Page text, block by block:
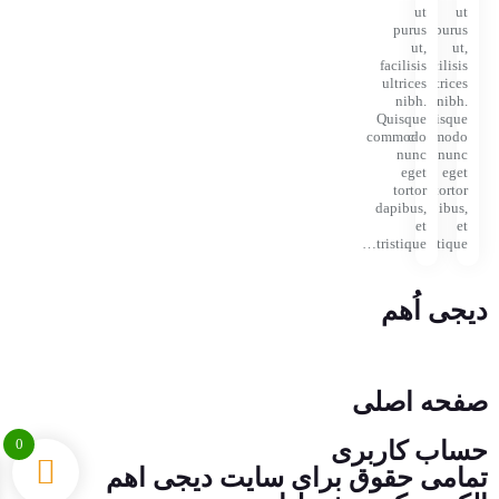
ut
purus
ut,
facilisis
ultrices
nibh.
Quisque
commodo
nunc
eget
tortor
dapibus,
et
tristique…
ut
purus
ut,
facilisis
ultrices
nibh.
Quisque
commodo
nunc
eget
tortor
dapibus,
et
tristique…
دیجی اُهم
صفحه اصلی
حساب کاربری
تمامی حقوق برای سایت دیجی اهم
0